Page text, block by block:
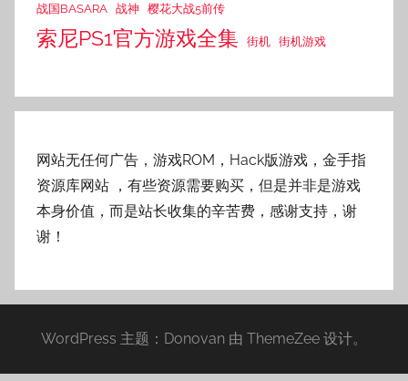
战国BASARA 战神 樱花大战5前传
索尼PS1官方游戏全集 街机 街机游戏
网站无任何广告，游戏ROM，Hack版游戏，金手指
资源库网站 ，有些资源需要购买，但是并非是游戏
本身价值，而是站长收集的辛苦费，感谢支持，谢
谢！
WordPress 主题：Donovan 由 ThemeZee 设计。